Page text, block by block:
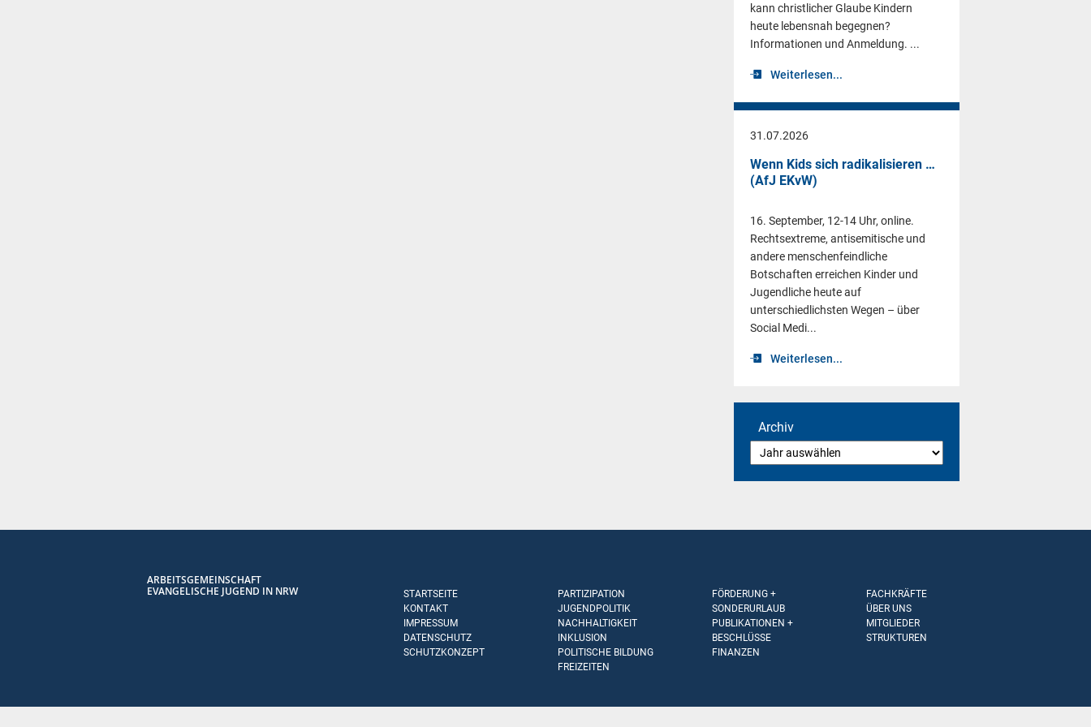
kann christlicher Glaube Kindern
heute lebensnah begegnen?
Informationen und Anmeldung. ...
Weiterlesen...
31.07.2026
Wenn Kids sich radikalisieren …
(AfJ EKvW)
16. September, 12-14 Uhr, online.
Rechtsextreme, antisemitische und
andere menschenfeindliche
Botschaften erreichen Kinder und
Jugendliche heute auf
unterschiedlichsten Wegen – über
Social Medi...
Weiterlesen...
Archiv
ARBEITSGEMEINSCHAFT
EVANGELISCHE JUGEND IN NRW
STARTSEITE
KONTAKT
IMPRESSUM
DATENSCHUTZ
SCHUTZKONZEPT
PARTIZIPATION
JUGENDPOLITIK
NACHHALTIGKEIT
INKLUSION
POLITISCHE BILDUNG
FREIZEITEN
FÖRDERUNG +
SONDERURLAUB
PUBLIKATIONEN +
BESCHLÜSSE
FINANZEN
FACHKRÄFTE
ÜBER UNS
MITGLIEDER
STRUKTUREN